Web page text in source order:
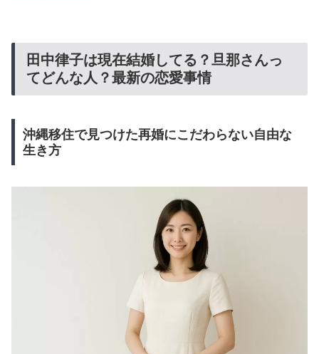
田中律子は現在結婚してる？旦那さんっ
てどんな人？最新の恋愛事情
沖縄移住で見つけた再婚にこだわらない自由な
生き方